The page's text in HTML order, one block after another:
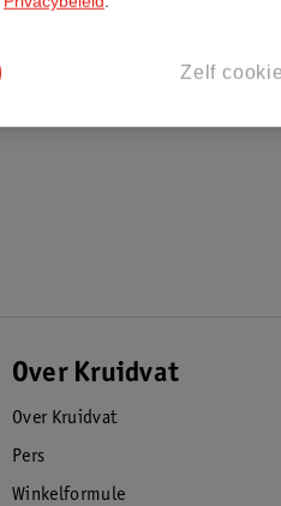
Over Kruidvat
Over Kruidvat
Pers
Winkelformule
Zelf